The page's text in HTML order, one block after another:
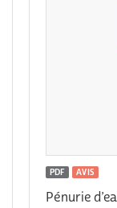
PDF AVIS
Pénurie